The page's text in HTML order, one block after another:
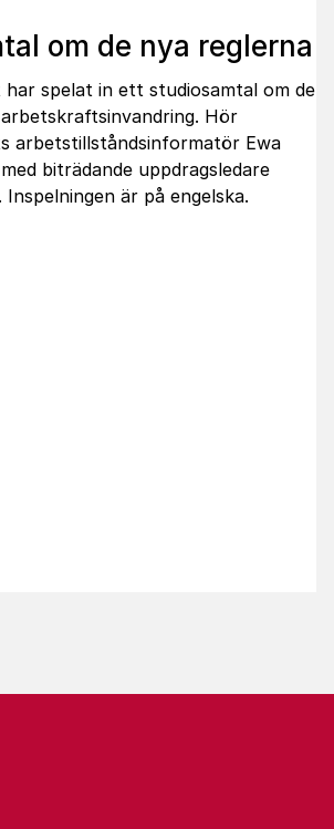
om de nya reglerna
spelat in ett studiosamtal om de
Hör
arbetstillståndsinformatör Ewa
biträdande uppdragsledare
är på engelska.